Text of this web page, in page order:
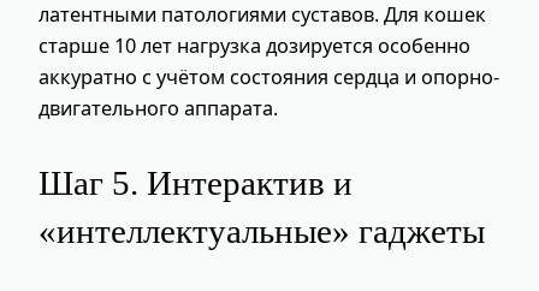
латентными патологиями суставов. Для кошек
старше 10 лет нагрузка дозируется особенно
аккуратно с учётом состояния сердца и опорно-
двигательного аппарата.
Шаг 5. Интерактив и
«интеллектуальные» гаджеты